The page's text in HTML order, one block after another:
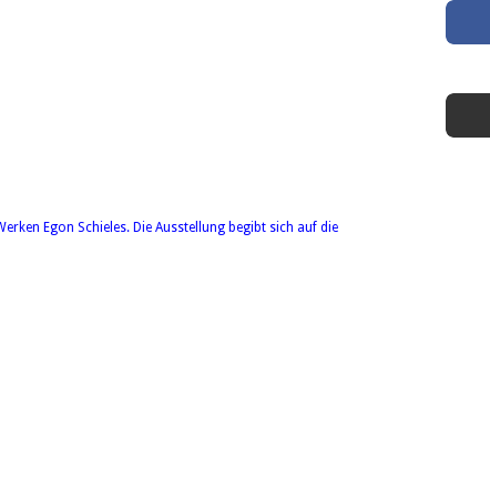
Egon Schieles. Die Ausstellung begibt sich auf die